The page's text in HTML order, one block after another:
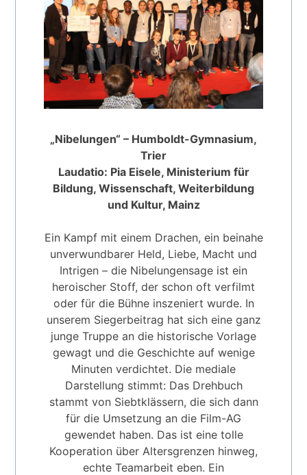
„Nibelungen“ – Humboldt-Gymnasium,
Trier
Laudatio: Pia Eisele, Ministerium für
Bildung, Wissenschaft, Weiterbildung
und Kultur, Mainz
Ein Kampf mit einem Drachen, ein beinahe
unverwundbarer Held, Liebe, Macht und
Intrigen – die Nibelungensage ist ein
heroischer Stoff, der schon oft verfilmt
oder für die Bühne inszeniert wurde. In
unserem Siegerbeitrag hat sich eine ganz
junge Truppe an die historische Vorlage
gewagt und die Geschichte auf wenige
Minuten verdichtet. Die mediale
Darstellung stimmt: Das Drehbuch
stammt von Siebtklässern, die sich dann
für die Umsetzung an die Film-AG
gewendet haben. Das ist eine tolle
Kooperation über Altersgrenzen hinweg,
echte Teamarbeit eben. Ein